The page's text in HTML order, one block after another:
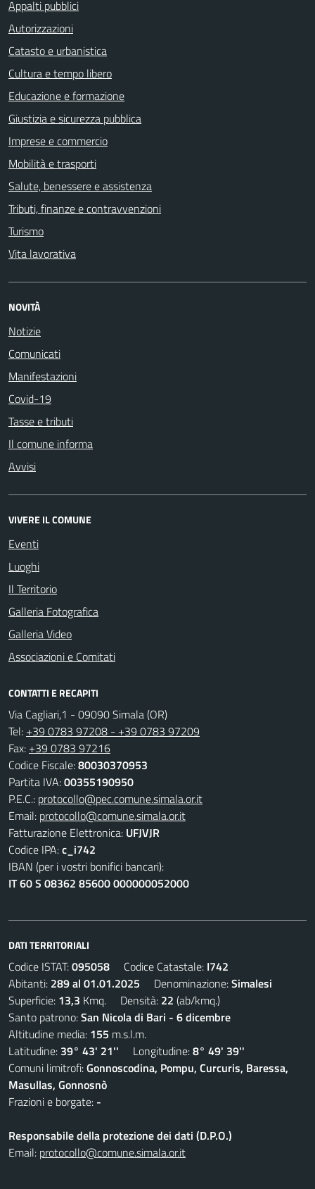
Appalti pubblici
Autorizzazioni
Catasto e urbanistica
Cultura e tempo libero
Educazione e formazione
Giustizia e sicurezza pubblica
Imprese e commercio
Mobilità e trasporti
Salute, benessere e assistenza
Tributi, finanze e contravvenzioni
Turismo
Vita lavorativa
NOVITÀ
Notizie
Comunicati
Manifestazioni
Covid-19
Tasse e tributi
Il comune informa
Avvisi
VIVERE IL COMUNE
Eventi
Luoghi
Il Territorio
Galleria Fotografica
Galleria Video
Associazioni e Comitati
CONTATTI E RECAPITI
Via Cagliari,1 - 09090 Simala (OR)
Tel: +39 0783 97208 - +39 0783 97209
Fax: +39 0783 97216
Codice Fiscale:80030370953
Partita IVA:00355190950
P.E.C.: protocollo@pec.comune.simala.or.it
Email: protocollo@comune.simala.or.it
Fatturazione Elettronica: UFJVJR
Codice IPA:c_i742
IBAN (per i vostri bonifici bancari):
IT 60 S 08362 85600 000000052000
DATI TERRITORIALI
Codice ISTAT:095058 Codice Catastale: I742
Abitanti: 289 al 01.01.2025 Denominazione:Simalesi
Superficie: 13,3 Kmq. Densità: 22 (ab/kmq.)
Santo patrono:San Nicola di Bari - 6 dicembre
Altitudine media: 155 m.s.l.m.
Latitudine: 39° 43' 21'' Longitudine:8° 49' 39''
Comuni limitrofi:Gonnoscodina, Pompu, Curcuris, Baressa,
Masullas, Gonnosnò
Frazioni e borgate: -
Responsabile della protezione dei dati (D.P.O.)
Email: protocollo@comune.simala.or.it